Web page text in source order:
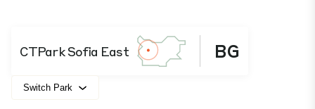
CTPark Sofia East BG
Switch Park